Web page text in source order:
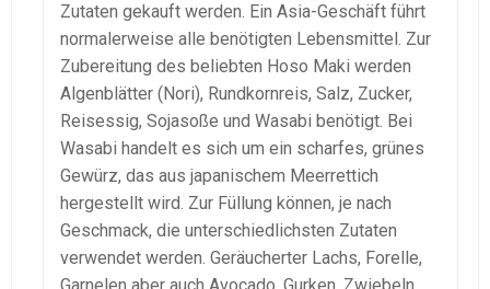
Zutaten gekauft werden. Ein Asia-Geschäft führt
normalerweise alle benötigten Lebensmittel. Zur
Zubereitung des beliebten Hoso Maki werden
Algenblätter (Nori), Rundkornreis, Salz, Zucker,
Reisessig, Sojasoße und Wasabi benötigt. Bei
Wasabi handelt es sich um ein scharfes, grünes
Gewürz, das aus japanischem Meerrettich
hergestellt wird. Zur Füllung können, je nach
Geschmack, die unterschiedlichsten Zutaten
verwendet werden. Geräucherter Lachs, Forelle,